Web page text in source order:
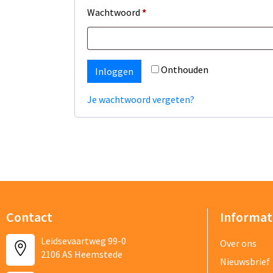
Wachtwoord *
Onthouden
Inloggen
Je wachtwoord vergeten?
Contact
Leidsevaartweg 99-0
2106 AS Heemstede
Over ons
Nieuwsbrief